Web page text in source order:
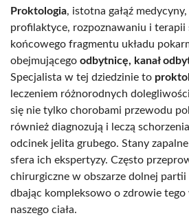
Proktologia, istotna gałąź
profilaktyce, rozpoznawaniu i terapii
końcowego fragmentu układu
obejmującego odbytnicę, kanał
Specjalista w tej dziedzinie to
leczeniem różnorodnych
się nie tylko chorobami przewodu
również diagnozują i leczą
odcinek jelita grubego. Stany
sfera ich ekspertyzy. Często
chirurgiczne w obszarze dolnej partii
dbając kompleksowo o zdrowie
naszego ciała.